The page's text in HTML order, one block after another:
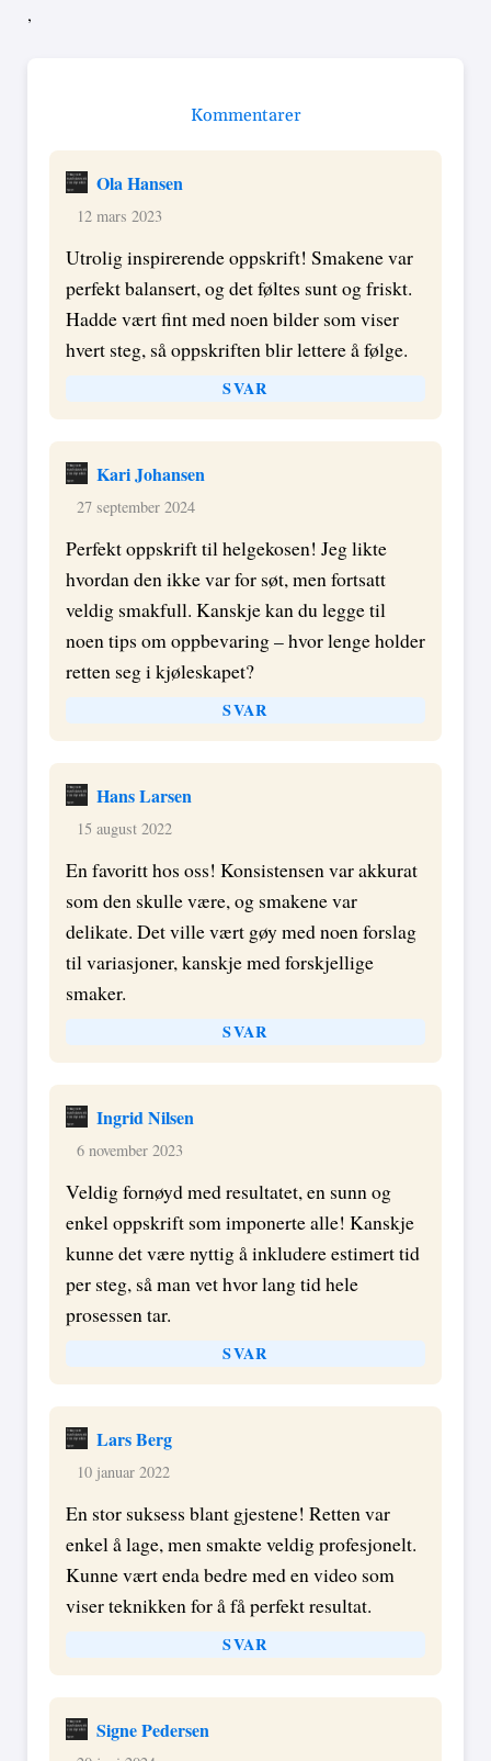
,
Kommentarer
Ola Hansen
12 mars 2023
Utrolig inspirerende oppskrift! Smakene var
perfekt balansert, og det føltes sunt og friskt.
Hadde vært fint med noen bilder som viser
hvert steg, så oppskriften blir lettere å følge.
SVAR
Kari Johansen
27 september 2024
Perfekt oppskrift til helgekosen! Jeg likte
hvordan den ikke var for søt, men fortsatt
veldig smakfull. Kanskje kan du legge til
noen tips om oppbevaring – hvor lenge holder
retten seg i kjøleskapet?
SVAR
Hans Larsen
15 august 2022
En favoritt hos oss! Konsistensen var akkurat
som den skulle være, og smakene var
delikate. Det ville vært gøy med noen forslag
til variasjoner, kanskje med forskjellige
smaker.
SVAR
Ingrid Nilsen
6 november 2023
Veldig fornøyd med resultatet, en sunn og
enkel oppskrift som imponerte alle! Kanskje
kunne det være nyttig å inkludere estimert tid
per steg, så man vet hvor lang tid hele
prosessen tar.
SVAR
Lars Berg
10 januar 2022
En stor suksess blant gjestene! Retten var
enkel å lage, men smakte veldig profesjonelt.
Kunne vært enda bedre med en video som
viser teknikken for å få perfekt resultat.
SVAR
Signe Pedersen